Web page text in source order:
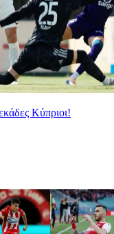
Κύπριοι!